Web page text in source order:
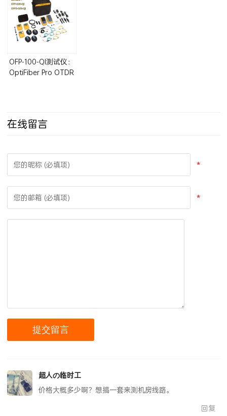
OFP-100-QI测试仪：
OptiFiber Pro OTDR
在线留言
*
*
超人の临时工
价格大概多少啊？想搞一套来测机房线路。
回复